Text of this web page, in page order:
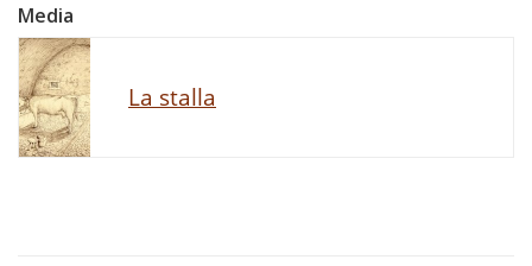
Media
La stalla